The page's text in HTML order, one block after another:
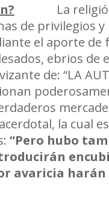
La religión,
de privilegios
el aporte de
ebrios
de: “LA
la cual
“Pero hubo
án
avaricia